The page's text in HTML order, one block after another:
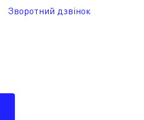
Зворотний дзвінок